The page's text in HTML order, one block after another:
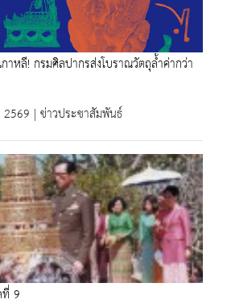
าหลี! กรมศิลปากรส่งโบราณวัตถุล้ำค่ากว่า
| ข่าวประชาสัมพันธ์
9